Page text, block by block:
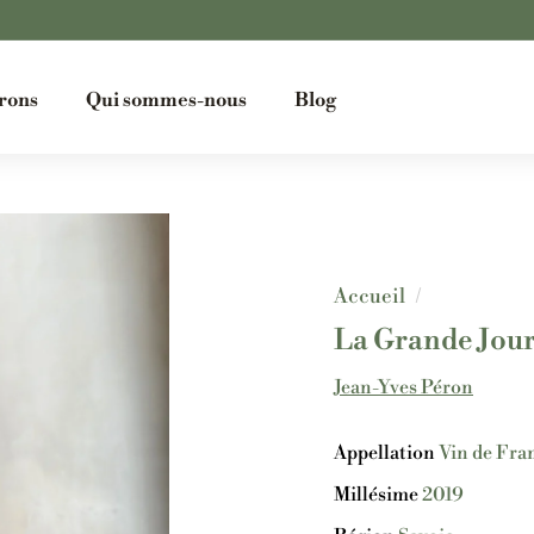
Pause
Qui sommes-nous Blog
Accueil /
La Grande
Jean-Yves Péron
AppellationVin de
Millésime2019